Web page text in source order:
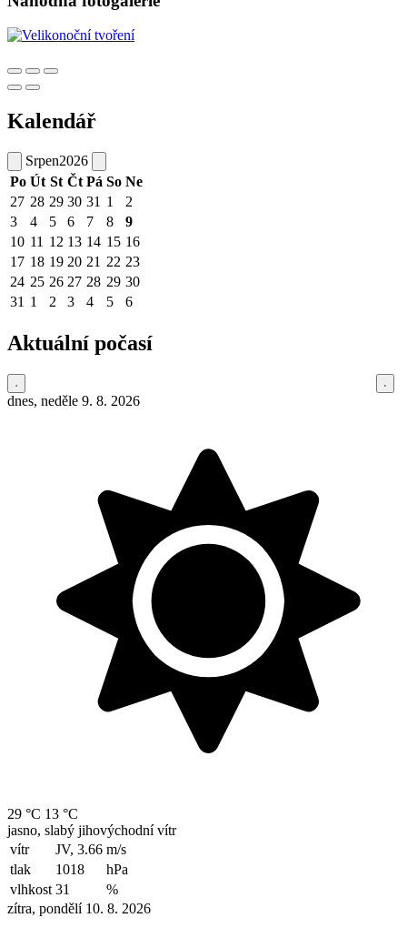
Kalendář
Srpen2026
Po Út St Čt Pá So Ne
27 28 29 30 31 1
2
3
4 5 6 7 8
9
10 11 12 13 14 15 16
17 18 19 20 21 22 23
24 25 26 27 28 29 30
31 1 2 3 4 5 6
Aktuální počasí
dnes, neděle 9. 8. 2026
29 °C 13 °C
jasno, slabý jihovýchodní vítr
vítr
JV, 3.66 m/s
tlak
1018
hPa
vlhkost 31
%
zítra, pondělí 10. 8. 2026